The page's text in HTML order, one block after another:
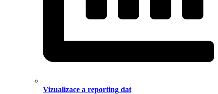
Vizualizace a reporting dat